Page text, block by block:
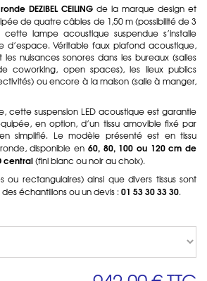
DEZIBEL CEILING de la marque design et
de quatre câbles de 1,50 m (possibilité de 3
lampe acoustique suspendue s’installe
d’espace. Véritable faux plafond acoustique,
nuisances sonores dans les bureaux (salles
coworking, open spaces), les lieux publics
ou encore à la maison (salle à manger,
cette suspension LED acoustique est garantie
en option, d’un tissu amovible fixé par
simplifié. Le modèle présenté est en tissu
disponible en 60, 80, 100 ou 120 cm de
central(fini blanc ou noir au choix).
ou rectangulaires) ainsi que divers tissus sont
échantillons ou un devis :01 53 30 33 30.